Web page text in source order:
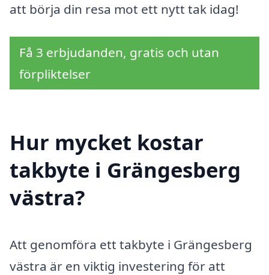
att börja din resa mot ett nytt tak idag!
Få 3 erbjudanden, gratis och utan
förpliktelser
Hur mycket kostar
takbyte i Grängesberg
västra?
Att genomföra ett takbyte i Grängesberg
västra är en viktig investering för att